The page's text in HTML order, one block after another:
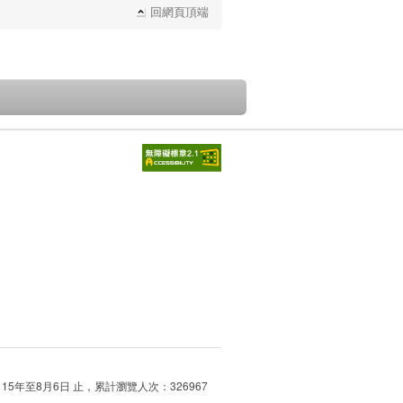
回網頁頂端
年至8月6日 止，累計瀏覽人次：326967